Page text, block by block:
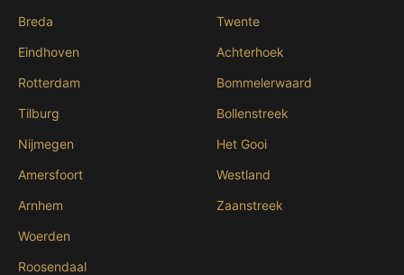
Breda
Eindhoven
Rotterdam
Tilburg
Nijmegen
Amersfoort
Arnhem
Woerden
Roosendaal
Twente
Achterhoek
Bommelerwaard
Bollenstreek
Het Gooi
Westland
Zaanstreek